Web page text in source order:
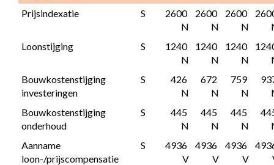
Prijsindexatie
S
2600
N
2600
N
2600
N
Loonstijging
S
1240
N
1240
N
1240
N
Bouwkostenstijging
investeringen
S
426
N
672
N
759
N
Bouwkostenstijging
onderhoud
S
445
N
445
N
445
N
Aanname
loon-/prijscompensatie
S
4936
V
4936
V
4936
V